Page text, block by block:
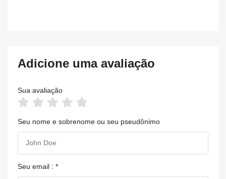
Adicione uma avaliação
Sua avaliação
Seu nome e sobrenome ou seu pseudônimo
Seu email : *